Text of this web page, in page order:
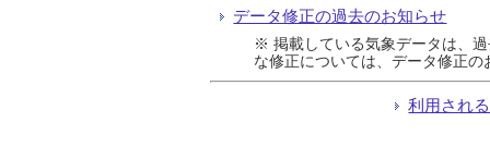
データ修正の過去のお知らせ
※ 掲載している気象データは、
な修正については、データ修正
利用され